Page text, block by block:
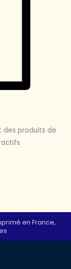
des produits de
en France,